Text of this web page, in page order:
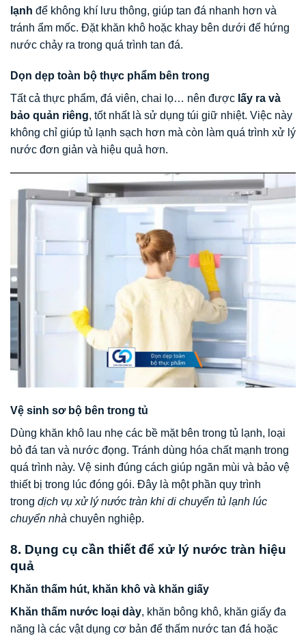
lạnh để không khí lưu thông, giúp tan đá nhanh hơn và
tránh ẩm mốc. Đặt khăn khô hoặc khay bên dưới để hứng
nước chảy ra trong quá trình tan đá.
Dọn dẹp toàn bộ thực phẩm bên trong
Tất cả thực phẩm, đá viên, chai lọ… nên được lấy ra và
bảo quản riêng, tốt nhất là sử dụng túi giữ nhiệt. Việc này
không chỉ giúp tủ lạnh sạch hơn mà còn làm quá trình xử lý
nước đơn giản và hiệu quả hơn.
Vệ sinh sơ bộ bên trong tủ
Dùng khăn khô lau nhẹ các bề mặt bên trong tủ lạnh, loại
bỏ đá tan và nước đọng. Tránh dùng hóa chất mạnh trong
quá trình này. Vệ sinh đúng cách giúp ngăn mùi và bảo vệ
thiết bị trong lúc đóng gói. Đây là một phần quy trình
trong dịch vụ xử lý nước tràn khi di chuyển tủ lạnh lúc
chuyển nhà chuyên nghiệp.
8. Dụng cụ cần thiết để xử lý nước tràn hiệu
quả
Khăn thấm hút, khăn khô và khăn giấy
Khăn thấm nước loại dày, khăn bông khô, khăn giấy đa
năng là các vật dụng cơ bản để thấm nước tan đá hoặc